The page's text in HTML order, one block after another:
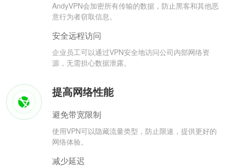
AndyVPN会加密所有传输的数据，防止黑客和其他恶
意行为者窃取信息。
安全远程访问
企业员工可以通过VPN安全地访问公司内部网络资
源，无需担心数据泄露。
提高网络性能
避免带宽限制
使用VPN可以隐藏流量类型，防止限速，提供更好的
网络体验。
减少延迟